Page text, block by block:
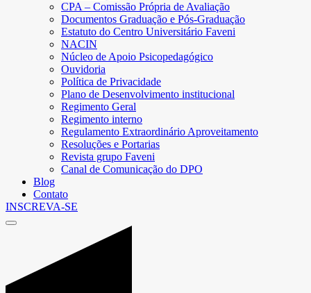
CPA – Comissão Própria de Avaliação
Documentos Graduação e Pós-Graduação
Estatuto do Centro Universitário Faveni
NACIN
Núcleo de Apoio Psicopedagógico
Ouvidoria
Política de Privacidade
Plano de Desenvolvimento institucional
Regimento Geral
Regimento interno
Regulamento Extraordinário Aproveitamento
Resoluções e Portarias
Revista grupo Faveni
Canal de Comunicação do DPO
Blog
Contato
INSCREVA-SE